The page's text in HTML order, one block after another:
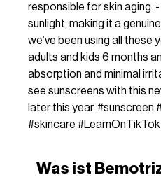
responsible for skin aging.
sunlight, making it a
we’ve been using all these
adults and kids 6 months
absorption and minimal
see sunscreens with this
later this year. #sunscreen
#skincare #LearnOnTikTok
Was ist